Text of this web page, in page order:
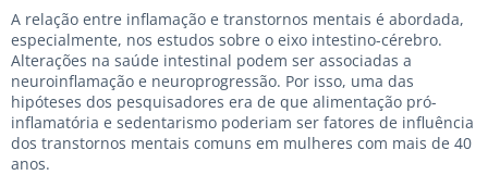
A relação entre inflamação e transtornos mentais é abordada,
especialmente, nos estudos sobre o eixo intestino-cérebro.
Alterações na saúde intestinal podem ser associadas a
neuroinflamação e neuroprogressão. Por isso, uma das
hipóteses dos pesquisadores era de que alimentação pró-
inflamatória e sedentarismo poderiam ser fatores de influência
dos transtornos mentais comuns em mulheres com mais de 40
anos.